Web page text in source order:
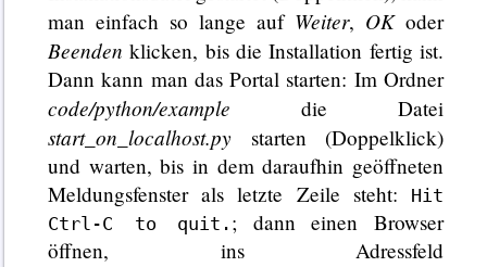
man einfach so lange auf Weiter, OKoder
Beenden klicken, bis die Installation fertig ist.
Dann kann man das Portal starten: Im Ordner
code/python/example die Datei
start_on_localhost.pystarten (Doppelklick)
und warten, bis in dem daraufhin geöffneten
Meldungsfenster als letzte Zeile steht:
Hit
Ctrl-C to quit. ; dann einen Browser
öffnen, ins Adressfeld